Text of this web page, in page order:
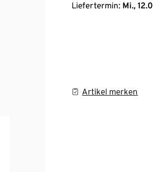
Liefertermin: Mi.,
Artikel merken